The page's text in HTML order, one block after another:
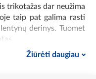
trikotažas dar neužima
taip pat galima rasti
derinys. Tuomet
jaunimo
Žiūrėti daugiau